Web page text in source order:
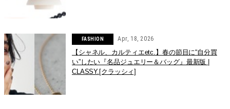
FASHION Apr, 18, 2026
【シャネル、カルティエetc.】春の節目に“自分買
い”したい『名品ジュエリー＆バッグ』最新版 |
CLASSY.[クラッシィ]